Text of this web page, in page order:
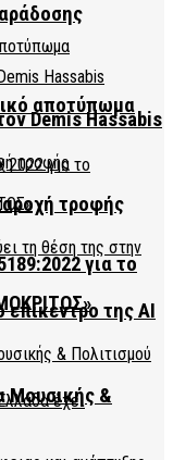
αποτύπωμα
για το
Demis Hassabis
τροφής
της AI
Μουσικής &